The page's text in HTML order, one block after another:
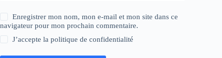
Enregistrer mon nom, mon e-mail et mon site dans ce
navigateur pour mon prochain commentaire.
J’accepte lapolitique de confidentialité